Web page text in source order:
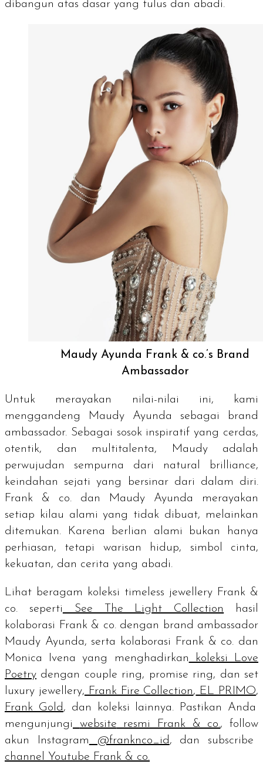
dibangun atas dasar yang tulus dan abadi.
Maudy Ayunda Frank & co.’s Brand
Ambassador
Untuk merayakan nilai-nilai ini, kami
menggandeng Maudy Ayunda sebagai brand
ambassador. Sebagai sosok inspiratif yang cerdas,
otentik, dan multitalenta, Maudy adalah
perwujudan sempurna dari natural brilliance,
keindahan sejati yang bersinar dari dalam diri.
Frank & co. dan Maudy Ayunda merayakan
setiap kilau alami yang tidak dibuat, melainkan
ditemukan. Karena berlian alami bukan hanya
perhiasan, tetapi warisan hidup, simbol cinta,
kekuatan, dan cerita yang abadi.
Lihat beragam koleksi timeless jewellery Frank &
co. seperti See The Light Collection
hasil
kolaborasi Frank & co. dengan brand ambassador
Maudy Ayunda, serta kolaborasi Frank & co. dan
Monica Ivena yang menghadirkan koleksi Love
Poetry dengan couple ring, promise ring, dan set
luxury jewellery, Frank Fire Collection, EL PRIMO,
Frank Gold, dan koleksi lainnya. Pastikan Anda
mengunjungi
website resmi Frank & co.,follow
akun Instagram @franknco_id, dan subscribe
channel Youtube Frank & co.